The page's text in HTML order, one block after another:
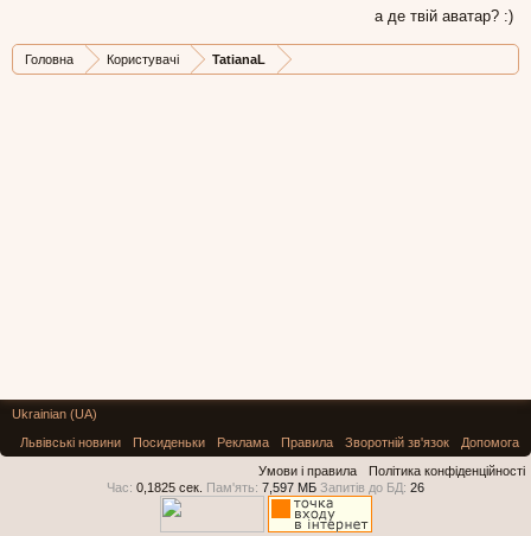
а де твій аватар? :)
Головна Користувачі TatianaL
Ukrainian (UA)
Львівські новини
Посиденьки Реклама Правила Зворотній зв'язок
Допомога
Умови і правила
Політика конфіденційності
Час: 0,1825 сек. Пам'ять: 7,597 МБ Запитів до БД: 26